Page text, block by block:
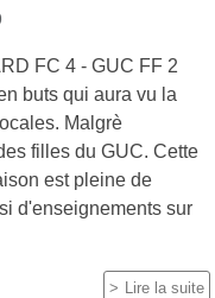
FC 4 - GUC FF 2
buts qui aura vu la
Malgrè
filles du GUC. Cette
est pleine de
d'enseignements sur
Lire la suite